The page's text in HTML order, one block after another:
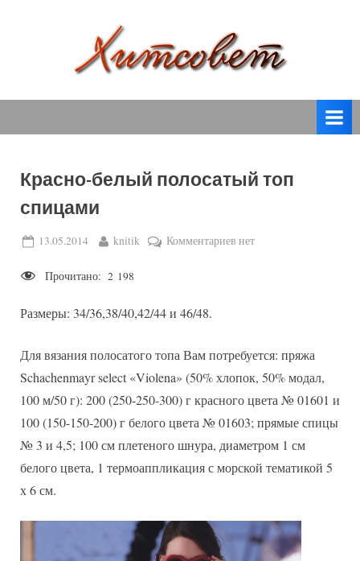
т
о
е
спицами,
крючком,
вязаные
модели
описанием
Красно-белый полосатый топ
спицами
Posted
13.05.2014 By
knitik Комментариевк
спицами
нет
Прочитано: 2 198
Размеры: 34/36,38/40,42/44 и 46/48.
Для вязания полосатого топа Вам потребуется: пряжа
Schachenmayr select «Violena» (50% хлопок, 50% модал,
100 м/50 г): 200 (250-250-300) г красного цвета № 01601 и
100 (150-150-200) г белого цвета № 01603; прямые спицы
№ 3 и 4,5; 100 см плетеного шнура, диаметром 1 см
белого цвета, 1 термоаппликация с морской тематикой 5
х 6 см.